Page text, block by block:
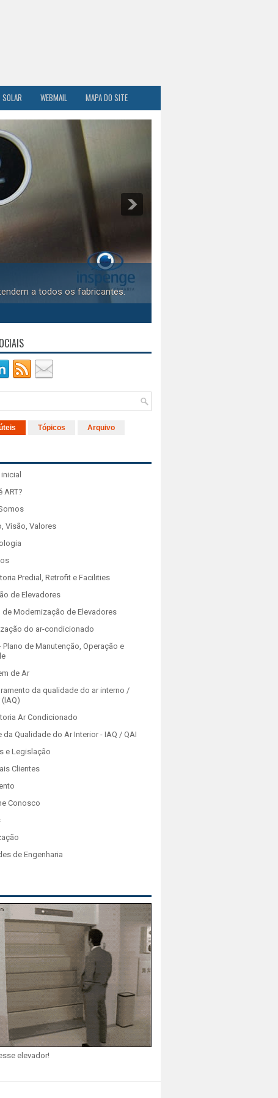
SOLAR WEBMAIL MAPA DO SITE
a todos os fabricantes.
Tópicos Arquivo
ART?
Visão, Valores
Predial, Retrofit e Facilities
de Elevadores
de Modernização de Elevadores
do ar-condicionado
Plano de Manutenção, Operação e
de Ar
da qualidade do ar interno /
Ar Condicionado
da Qualidade do Ar Interior - IAQ / QAI
e Legislação
Clientes
Conosco
de Engenharia
elevador!